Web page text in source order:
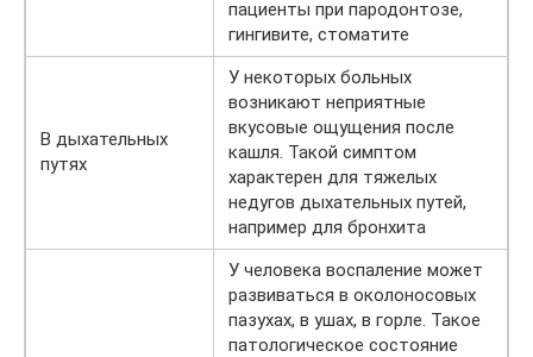
пациенты при пародонтозе,
гингивите, стоматите
В дыхательных
путях
У некоторых больных
возникают неприятные
вкусовые ощущения после
кашля. Такой симптом
характерен для тяжелых
недугов дыхательных путей,
например для бронхита
У человека воспаление может
развиваться в околоносовых
пазухах, в ушах, в горле. Такое
патологическое состояние